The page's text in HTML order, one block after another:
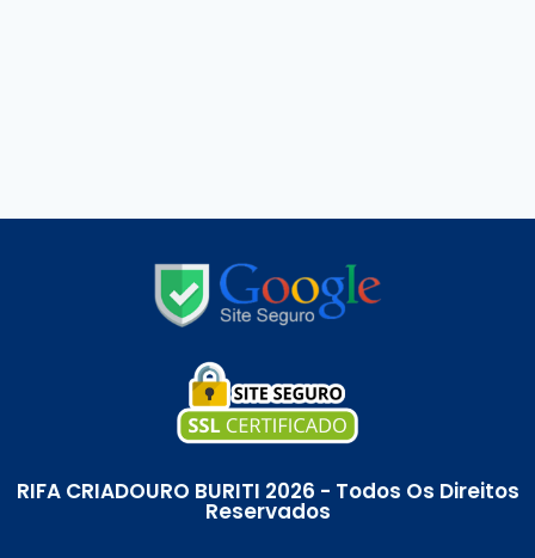
RIFA CRIADOURO BURITI 2026 - Todos Os Direitos
Reservados